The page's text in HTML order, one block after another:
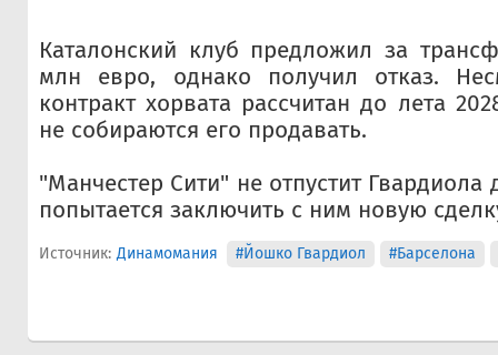
Каталонский клуб предложил за
млн евро, однако получил отказ.
контракт хорвата рассчитан до лета
не собираются его продавать.
"Манчестер Сити" не отпустит Гвардиола
попытается заключить с ним новую
Источник: Динамомания #Йошко Гвардиол #Барселона